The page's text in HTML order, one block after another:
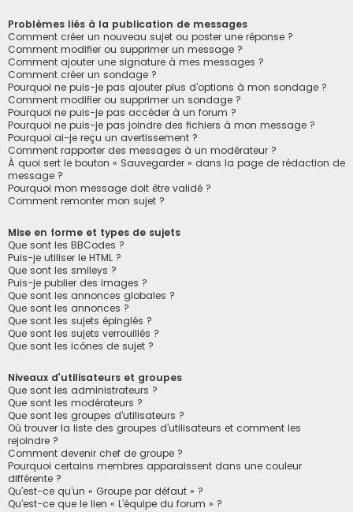
Problèmes liés à la publication de messages
Comment créer un nouveau sujet ou poster une réponse ?
Comment modifier ou supprimer un message ?
Comment ajouter une signature à mes messages ?
Comment créer un sondage ?
Pourquoi ne puis-je pas ajouter plus d’options à mon sondage ?
Comment modifier ou supprimer un sondage ?
Pourquoi ne puis-je pas accéder à un forum ?
Pourquoi ne puis-je pas joindre des fichiers à mon message ?
Pourquoi ai-je reçu un avertissement ?
Comment rapporter des messages à un modérateur ?
À quoi sert le bouton « Sauvegarder » dans la page de rédaction de
message ?
Pourquoi mon message doit être validé ?
Comment remonter mon sujet ?
Mise en forme et types de sujets
Que sont les BBCodes ?
Puis-je utiliser le HTML ?
Que sont les smileys ?
Puis-je publier des images ?
Que sont les annonces globales ?
Que sont les annonces ?
Que sont les sujets épinglés ?
Que sont les sujets verrouillés ?
Que sont les icônes de sujet ?
Niveaux d’utilisateurs et groupes
Que sont les administrateurs ?
Que sont les modérateurs ?
Que sont les groupes d’utilisateurs ?
Où trouver la liste des groupes d’utilisateurs et comment les
rejoindre ?
Comment devenir chef de groupe ?
Pourquoi certains membres apparaissent dans une couleur
différente ?
Qu’est-ce qu’un « Groupe par défaut » ?
Qu’est-ce que le lien « L’équipe du forum » ?